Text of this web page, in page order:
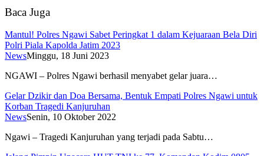
Baca Juga
Mantul! Polres Ngawi Sabet Peringkat 1 dalam Kejuaraan Bela Diri
Polri Piala Kapolda Jatim 2023
NewsMinggu, 18 Juni 2023
NGAWI – Polres Ngawi berhasil menyabet gelar juara…
Gelar Dzikir dan Doa Bersama, Bentuk Empati Polres Ngawi untuk
Korban Tragedi Kanjuruhan
NewsSenin, 10 Oktober 2022
Ngawi – Tragedi Kanjuruhan yang terjadi pada Sabtu…